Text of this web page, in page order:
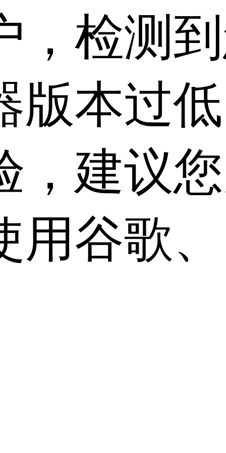
，检测
版本过
，建议
用谷歌